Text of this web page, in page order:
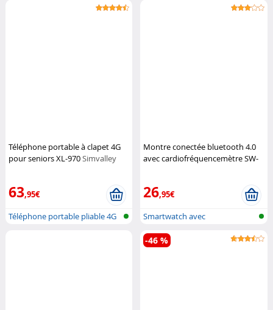
Téléphone portable à clapet 4G
pour seniors XL-970Simvalley
63,95€
Téléphone portable pliable 4G
Montre conectée bluetooth 4.0
avec cardiofréquencemètre SW-
26,95€
Smartwatch avec
cardiofréquencemètr...
-46 %